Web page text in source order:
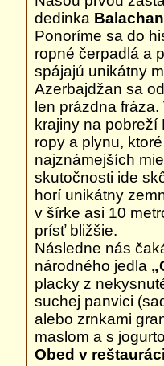
dedinka
Ponoríme sa do
ropné čerpadlá a
spájajú unikátny
Azerbajdžan sa
len prázdna
krajiny na
ropy a plynu,
najznámejších
skutočnosti ide
horí unikátny
v šírke asi 10
prísť bližšie.
Následne nás
národného jedla
placky z
suchej panvici
alebo zrnkami
maslom a s
Obed v